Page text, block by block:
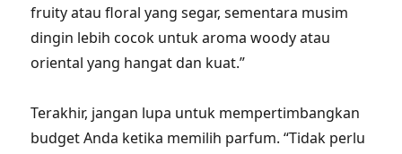
fruity atau floral yang segar, sementara musim
dingin lebih cocok untuk aroma woody atau
oriental yang hangat dan kuat.”
Terakhir, jangan lupa untuk mempertimbangkan
budget Anda ketika memilih parfum. “Tidak perlu